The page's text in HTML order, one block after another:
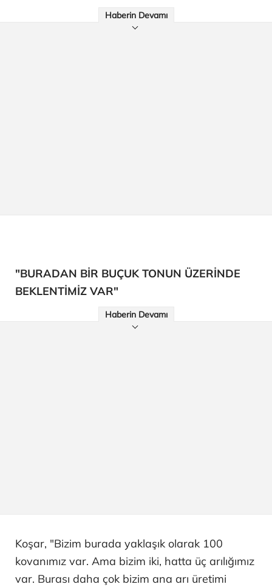
Haberin Devamı
"BURADAN BİR BUÇUK TONUN ÜZERİNDE
BEKLENTİMİZ VAR"
Haberin Devamı
Koşar, "Bizim burada yaklaşık olarak 100
kovanımız var. Ama bizim iki, hatta üç arılığımız
var. Burası daha çok bizim ana arı üretimi